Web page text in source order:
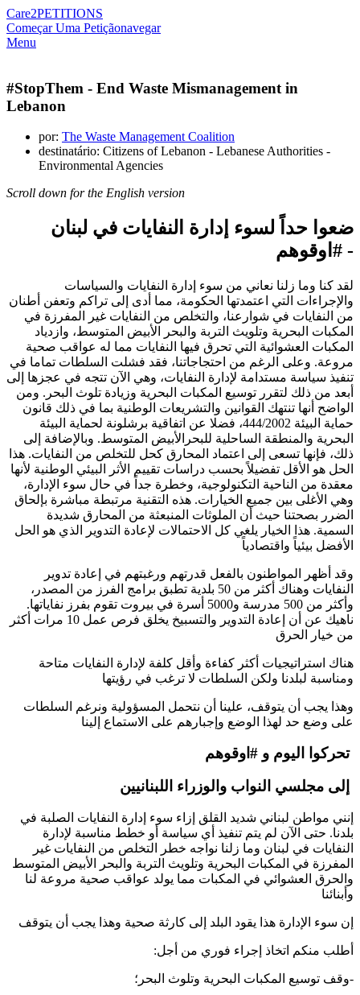
Care2PETITIONS
Começar Uma Petiçãonavegar
Menu
#StopThem - End Waste Mismanagement in
Lebanon
por: The Waste Management Coalition
destinatário: Citizens of Lebanon - Lebanese Authorities -
Environmental Agencies
Scroll down for the English version
ضعوا حداً لسوء إدارة النفايات في لبنان
- # اوقوهم
لقد كنا وما زلنا نعاني من سوء إدارة النفايات والسياسات
والإجراءات التي اعتمدتها الحكومة، مما أدى إلى تراكم وتعفن أطنان
من النفايات في شوارعنا، والتخلص من النفايات غير المفرزة في
المكبات البحرية وتلويث التربة والبحر الأبيض المتوسط، وازدياد
المكبات العشوائية التي تحرق فيها النفايات مما له عواقب صحية
مروعة. وعلى الرغم من احتجاجاتنا، فقد فشلت السلطات تماما في
تنفيذ سياسة مستدامة لإدارة النفايات، وهي الآن تتجه في عجزها إلى
أبعد من ذلك لتقرر توسيع المكبات البحرية وزيادة تلوث البحر. ومن
الواضح أنها تنتهك القوانين والتشريعات الوطنية بما في ذلك قانون
حماية البيئة 444/2002، فضلا عن اتفاقية برشلونة لحماية البيئة
البحرية والمنطقة الساحلية للبحرالأبيض المتوسط. وبالإضافة إلى
ذلك، فإنها تسعى إلى اعتماد المحارق كحل للتخلص من النفايات. هذا
الحل هو الأقل تفضيلاً بحسب دراسات تقييم الأثر البيئي الوطنية لأنها
معقدة من الناحية التكنولوجية، وخطرة جداً في حال سوء الإدارة،
وهي الأغلى بين جميع الخيارات. هذه التقنية مرتبطة مباشرة بإلحاق
الضرر بصحتنا حيث أن الملوثات المنبعثة من المحارق شديدة
السمية. هذا الخيار يلغي كل الاحتمالات لإعادة التدوير الذي هو الحل
الأفضل بيئياً واقتصادياً
وقد أظهر المواطنون بالفعل قدرتهم ورغبتهم في إعادة تدوير
النفايات وهناك أكثر من 50 بلدية تطبق برامج الفرز من المصدر،
وأكثر من 500 مدرسة و5000 أسرة في بيروت تقوم بفرز نفاياتها.
ناهيك عن أن إعادة التدوير والتسبيخ يخلق فرص عمل 10 مرات أكثر
من خيار
الحرق
هناك استراتیجیات أکثر کفاءة وأقل کلفة لإدارة النفایات متاحة
ومناسبة لبلدنا ولکن السلطات لا ترغب في رؤیتھا
وهذا يجب أن يتوقف، علينا أن نتحمل المسؤولية ونرغم السلطات
على وضع حد لهذا الوضع وإجبارهم على الاستماع إلينا
تحركوا اليوم و #اوقوهم
إنني مواطن لبناني شديد القلق إزاء سوء إدارة النفايات الصلبة في
بلدنا. حتى الآن لم يتم تنفيذ أي سياسة أو خطط مناسبة لإدارة
النفايات في لبنان وما زلنا نواجه خطر التخلص من النفايات غير
المفرزة في المكبات البحرية وتلويث التربة والبحر الأبيض المتوسط
والحرق العشوائي في المكبات مما يولد عواقب صحية مروعة لنا
وأبنائنا
إن سوء الإدارة هذا يقود البلد إلى كارثة صحية وهذا يجب أن يتوقف
:أطلب منكم اتخاذ إجراء فوري من أجل
وقف توسيع المكبات البحرية وتلوث البحر؛-